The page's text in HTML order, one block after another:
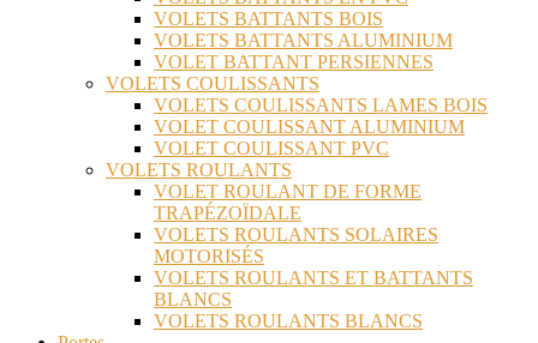
VOLETS BATTANTS BOIS
VOLETS BATTANTS ALUMINIUM
VOLET BATTANT PERSIENNES
VOLETS COULISSANTS
VOLETS COULISSANTS LAMES BOIS
VOLET COULISSANT ALUMINIUM
VOLET COULISSANT PVC
VOLETS ROULANTS
VOLET ROULANT DE FORME
TRAPÉZOÏDALE
VOLETS ROULANTS SOLAIRES
MOTORISÉS
VOLETS ROULANTS ET BATTANTS
BLANCS
VOLETS ROULANTS BLANCS